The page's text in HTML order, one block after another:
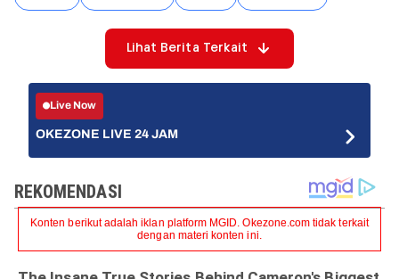
Lihat Berita Terkait
Live Now
OKEZONE LIVE 24 JAM